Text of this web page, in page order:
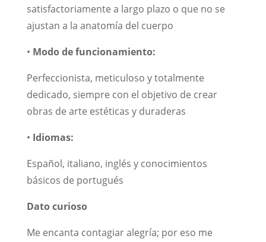
satisfactoriamente a largo plazo o que no se
ajustan a la anatomía del cuerpo
• Modo de funcionamiento:
Perfeccionista, meticuloso y totalmente
dedicado, siempre con el objetivo de crear
obras de arte estéticas y duraderas
• Idiomas:
Español, italiano, inglés y conocimientos
básicos de portugués
Dato curioso
Me encanta contagiar alegría; por eso me